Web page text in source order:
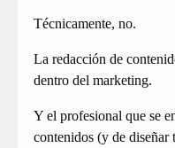
Técnicamente, no.
La redacción de
dentro del marketing.
Y el profesional que se
contenidos (y de diseñar